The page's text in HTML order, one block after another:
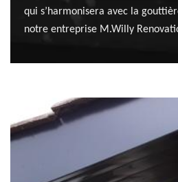
qui s’harmonisera avec la
notre entreprise M.Willy